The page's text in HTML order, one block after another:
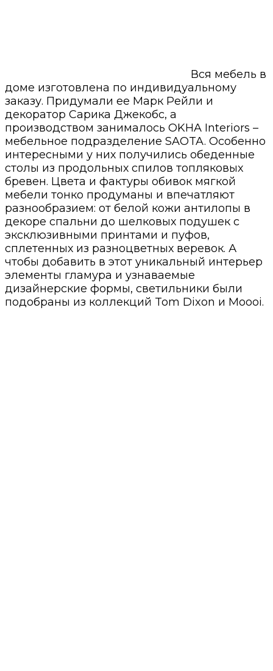
Вся мебель в
доме изготовлена по индивидуальному
заказу. Придумали ее Марк Рейли и
декоратор Сарика Джекобс, а
производством занималось OKHA Interiors –
мебельное подразделение SAOTA. Особенно
интересными у них получились обеденные
столы из продольных спилов топляковых
бревен. Цвета и фактуры обивок мягкой
мебели тонко продуманы и впечатляют
разнообразием: от белой кожи антилопы в
декоре спальни до шелковых подушек с
эксклюзивными принтами и пуфов,
сплетенных из разноцветных веревок. А
чтобы добавить в этот уникальный интерьер
элементы гламура и узнаваемые
дизайнерские формы, светильники были
подобраны из коллекций Tom Dixon и Moooi.